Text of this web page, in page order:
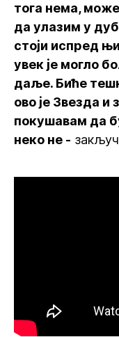
тога нема,
да улазим у
стоји испред
увек је могло
даље. Биће
ово је Звезда и
покушавам да
неко не -